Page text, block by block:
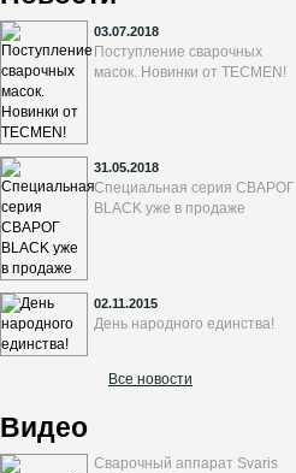
03.07.2018
Поступление сварочных
масок. Новинки от TECMEN!
31.05.2018
Специальная серия СВАРОГ
BLACK уже в продаже
02.11.2015
День народного единства!
Все новости
Видео
Сварочный аппарат Svaris